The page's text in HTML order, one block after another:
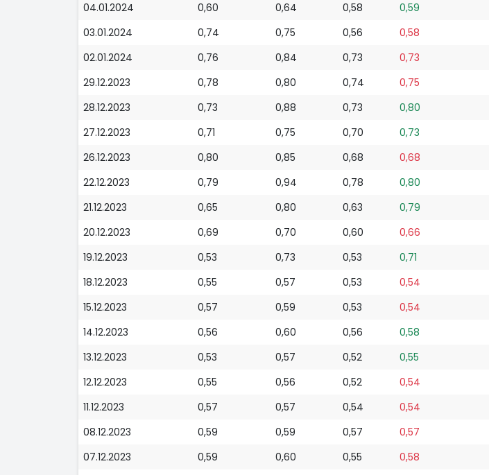
04.01.2024
0,60 0,64 0,58 0,59
03.01.2024
0,74 0,75 0,56 0,58
02.01.2024
0,76 0,84 0,73 0,73
29.12.2023
0,78 0,80 0,74 0,75
28.12.2023
0,73 0,88 0,73 0,80
27.12.2023
0,71 0,75 0,70 0,73
26.12.2023
0,80 0,85 0,68 0,68
22.12.2023
0,79 0,94 0,78 0,80
21.12.2023
0,65 0,80 0,63 0,79
20.12.2023
0,69 0,70 0,60 0,66
19.12.2023
0,53 0,73 0,53 0,71
18.12.2023
0,55 0,57 0,53 0,54
15.12.2023
0,57 0,59 0,53 0,54
14.12.2023
0,56 0,60 0,56 0,58
13.12.2023
0,53 0,57 0,52 0,55
12.12.2023
0,55 0,56 0,52 0,54
11.12.2023
0,57 0,57 0,54 0,54
08.12.2023
0,59 0,59 0,57 0,57
07.12.2023
0,59 0,60 0,55 0,58